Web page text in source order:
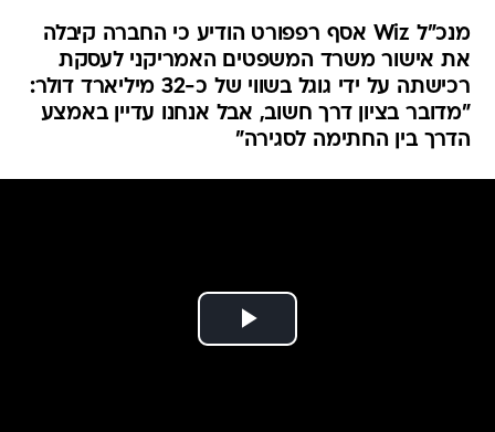
מנכ"ל Wiz אסף רפפורט הודיע כי החברה קיבלה
את אישור משרד המשפטים האמריקני לעסקת
רכישתה על ידי גוגל בשווי של כ-32 מיליארד דולר:
"מדובר בציון דרך חשוב, אבל אנחנו עדיין באמצע
הדרך בין החתימה לסגירה"